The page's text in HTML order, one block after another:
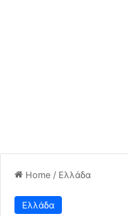
Home / Ελλάδα
Ελλάδα